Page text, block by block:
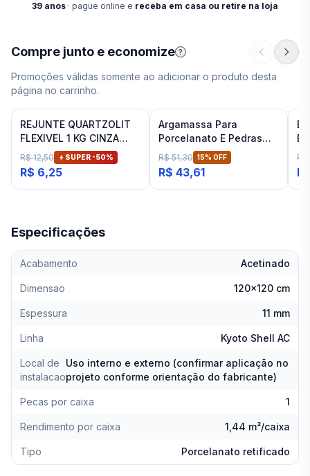
Compre junto e economize ?
Promoções válidas somente ao adicionar o produto desta
página no carrinho.
REJUNTE QUARTZOLIT
FLEXIVEL 1 KG CINZA
ARTICO
R$ 12,50 SUPER -50%
R$ 6,25
Argamassa Para
Porcelanato E Pedras
Naturais Cinza Interno
Inovatte 20 Kg
R$ 51,30 15% OFF
R$ 43,61
Fit
Especificações
Acabamento Acetinado
Dimensao 120x120 cm
Espessura 11 mm
Linha Kyoto Shell AC
Local de
instalacao
Uso interno e externo (confirmar aplicação no
projeto conforme orientação do fabricante)
Pecas por caixa 1
Rendimento por caixa 1,44 m²/caixa
Tipo Porcelanato retificado
39 anos · pague online e receba em casa ou retire na loja